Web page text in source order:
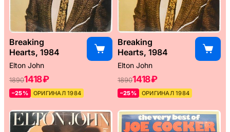
Breaking
Hearts, 1984
Elton John
18901418 ₽
–25% ОРИГИНАЛ 1984
Breaking
Hearts, 1984
Elton John
18901418 ₽
–25% ОРИГИНАЛ 1984